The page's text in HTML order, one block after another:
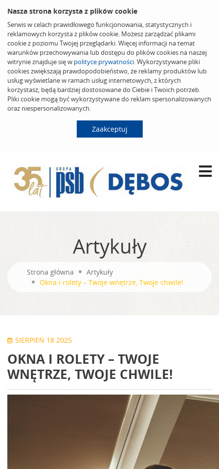
Nasza strona korzysta z plików cookie
Serwis w celach prawidłowego funkcjonowania, statystycznych i
reklamowych korzysta z plików cookie. Możesz zarządzać plikami
cookie z poziomu Twojej przeglądarki. Więcej informacji na temat
warunków przechowywania lub dostępu do plików cookies na naszej
witrynie znajduje się w polityce prywatności. Wykorzystywane pliki
cookies zwiększają prawdopodobieństwo, że reklamy produktów lub
usług wyświetlane w ramach usług internetowych, z których
korzystasz, będą bardziej dostosowane do Ciebie i Twoich potrzeb.
Pliki cookie mogą być wykorzystywane do reklam spersonalizowanych
oraz niespersonalizowanych.
Zaakceptuj
Artykuły
Strona główna
Artykuły
Okna i rolety – Twoje wnętrze, Twoje chwile!
SIERPIEŃ 18 2025
OKNA I ROLETY – TWOJE
WNĘTRZE, TWOJE CHWILE!